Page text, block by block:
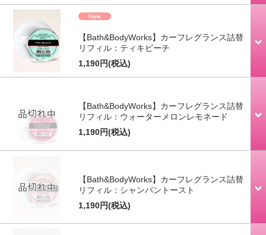
【Bath&BodyWorks】カーフレグランス詰替
リフィル：ティキビーチ
1,190円(税込)
【Bath&BodyWorks】カーフレグランス詰替
リフィル：ウォーターメロンレモネード
1,190円(税込)
【Bath&BodyWorks】カーフレグランス詰替
リフィル：シャンパントースト
1,190円(税込)